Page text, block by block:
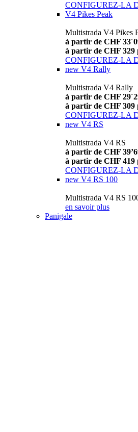
CONFIGUREZ-LA
V4 Pikes Peak
Multistrada V4 Pikes
à partir de CHF
à partir de CHF 329
CONFIGUREZ-LA
new V4 Rally
Multistrada V4 Rally
à partir de CHF
à partir de CHF 309
CONFIGUREZ-LA
new V4 RS
Multistrada V4 RS
à partir de CHF
à partir de CHF 419
CONFIGUREZ-LA
new V4 RS 100
Multistrada V4 RS
en savoir plus
Panigale